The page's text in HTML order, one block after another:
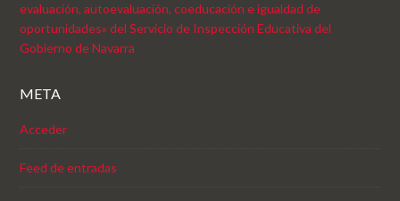
evaluación, autoevaluación, coeducación e igualdad de
oportunidades» del Servicio de Inspección Educativa del
Gobierno de Navarra
META
Acceder
Feed de entradas